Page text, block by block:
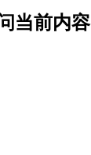
当前内容